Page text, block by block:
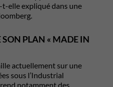
t-elle expliqué dans une
SON PLAN « MADE IN
actuellement sur une
sous l’Industrial
notamment des